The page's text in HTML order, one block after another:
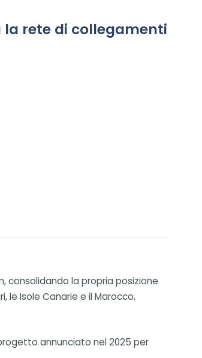
la rete di collegamenti
consolidando la propria posizione
le Isole Canarie e il Marocco,
annunciato nel 2025 per